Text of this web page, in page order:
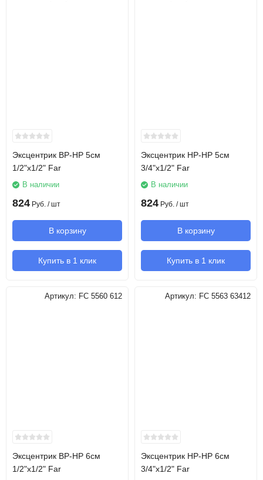
Эксцентрик ВР-НР 5см
1/2"х1/2" Far
В наличии
824 Руб. / шт
В корзину
Купить в 1 клик
Эксцентрик НР-НР 5см
3/4"х1/2" Far
В наличии
824 Руб. / шт
В корзину
Купить в 1 клик
Артикул: FC 5560 612
Эксцентрик ВР-НР 6см
1/2"х1/2" Far
Артикул: FC 5563 63412
Эксцентрик НР-НР 6см
3/4"х1/2" Far